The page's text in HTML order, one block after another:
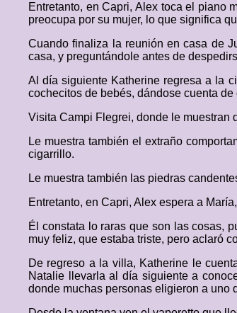
Entretanto, en Capri, Alex toca el piano
preocupa por su mujer, lo que significa
Cuando finaliza la reunión en casa de
casa, y preguntándole antes de
Al día siguiente Katherine regresa a la
cochecitos de bebés, dándose cuenta
Visita Campi Flegrei, donde le muestran
Le muestra también el extraño
cigarrillo.
Le muestra también las piedras
Entretanto, en Capri, Alex espera a
Él constata lo raras que son las cosas,
muy feliz, que estaba triste, pero aclaró
De regreso a la villa, Katherine le
Natalie llevarla al día siguiente a
donde muchas personas eligieron a uno